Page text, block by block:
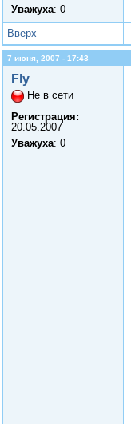
Уважуха: 0
Вверх
7 июня, 2007 - 17:43
Fly
Не в сети
Регистрация:
20.05.2007
Уважуха: 0